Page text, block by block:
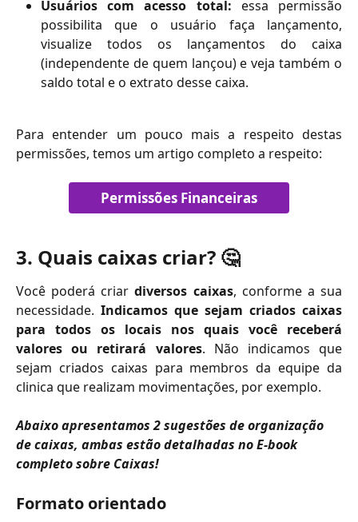
Usuários com acesso total: essa permissão
possibilita que o usuário faça lançamento,
visualize todos os lançamentos do caixa
(independente de quem lançou) e veja também o
saldo total e o extrato desse caixa.
Para entender um pouco mais a respeito destas
permissões, temos um artigo completo a respeito:
Permissões Financeiras
3. Quais caixas criar? 🤔
Você poderá criardiversos caixas, conforme a sua
necessidade. Indicamos que sejam criados caixas
para todos os locais nos quais você receberá
valores ou retirará valores. Não indicamos que
sejam criados caixas para membros da equipe da
clinica que realizam movimentações, por exemplo.
Abaixo apresentamos 2 sugestões de organização
de caixas, ambas estão detalhadas no E-book
completo sobre Caixas!
Formato orientado